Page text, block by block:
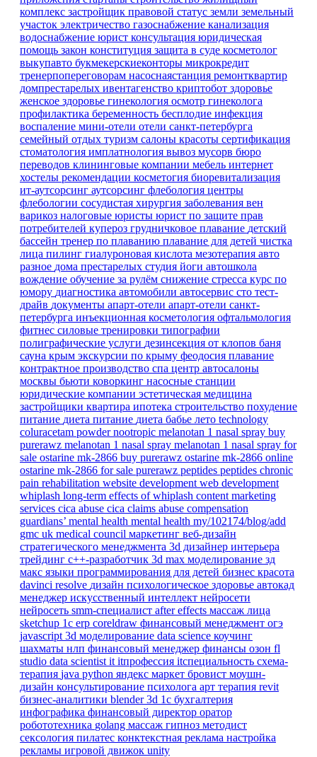
комплекс застройщик правовой статус земли земельный
участок электричество газоснабжение канализация
водоснабжение юрист консультация юридическая
помощь закон конституция защита в суде косметолог
выкупавто букмекерскиеконторы микрокредит
тренерпопереговорам насоснаястанция ремонтквартир
домпрестарелых ивентагенство криптобот здоровье
женское здоровье гинекология осмотр гинеколога
профилактика беременность бесплодие инфекция
воспаление мини-отели отели санкт-петербурга
семейный отдых туризм салоны красоты сертификация
стоматология имплатнология вывоз мусорв бюро
переводов клининговые компании мебель интернет
хостелы рекомендации косметогия биоревитализация
ит-аутсорсинг аутсорсинг флебология центры
флебологии сосудистая хирургия заболевания вен
варикоз налоговые юристы юрист по защите прав
потребителей купероз грудничковое плавание детский
бассейн тренер по плаванию плавание для детей чистка
лица пилинг гиалуроновая кислота мезотерапия авто
разное дома престарелых студия йоги автошкола
вождение обучение за рулём снижение стресса курс по
юмору диагностика автомобили автосервис сто тест-
драйв документы апарт-отели апарт-отели санкт-
петербурга инъекционная косметология офтальмология
фитнес силовые тренировки типографии
полиграфические услуги дезинсекция от клопов баня
сауна крым экскурсии по крыму феодосия плавание
контрактное производство спа центр автосалоны
москвы бьюти коворкинг насосные станции
юридические компании эстетическая медицина
застройщики квартира ипотека строительство похудение
питание диета питание диета бабье лето technology
coluracetam powdernootropic melanotan 1 nasal spray buy
purerawz melanotan 1 nasal spray melanotan 1 nasal spray for
sale ostarine mk-2866 buy purerawz ostarine mk-2866 online
ostarine mk-2866 for sale purerawz peptides peptides chronic
pain rehabilitation website development web development
whiplash long-term effects of whiplash content marketing
services cica abuse cica claims abuse compensation
guardians’ mental health mental health my/102174/blog/add
gmc uk medical council маркетинг веб-дизайн
стратегического менеджмента 3d дизайнер интерьера
трейдинг c++-разработчик 3d max моделирование зд
макс языки программирования для детей бизнес красота
davinci resolve дизайн психологическое здоровье автокад
менеджер искусственный интеллект нейросети
нейросеть smm-специалист after effects массаж лица
sketchup 1с erp coreldraw финансовый менеджмент огэ
javascript 3d моделирование data science коучинг
шахматы нлп финансовый менеджер финансы озон fl
studio data scientist it itпрофессия itспециальность схема-
терапия java python яндекс маркет бровист моушн-
дизайн консультирование психолога арт терапия revit
бизнес-аналитики blender 3d 1с бухгалтерия
инфографика финансовый директор оратор
робототехника golang массаж гипноз методист
сексология пилатес конктекстная реклама настройка
рекламы игровой движок unity